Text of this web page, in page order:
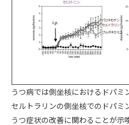
うつ病では側坐核におけるドパミ
セルトラリンの側坐核でのドパミ
うつ症状の改善に関わることが示